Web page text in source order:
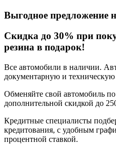
Выгодное предложение
Cкидка до 30% при
резина в подарок!
Все автомобили в наличии.
документарную и техническую
Обменяйте свой автомобиль
дополнительной скидкой до
Кредитные специалисты
кредитования, с удобным
процентной ставкой.